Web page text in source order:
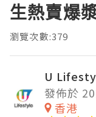
生熱賣爆
瀏覽次數:379
U
發佈於
香港